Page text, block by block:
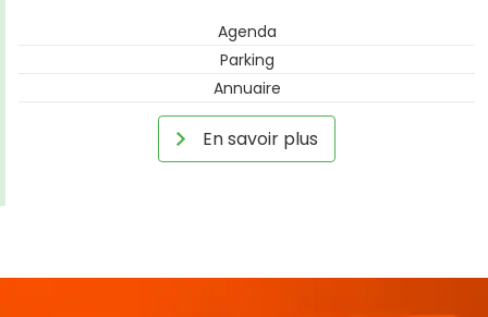
Agenda
Parking
Annuaire
En savoir plus